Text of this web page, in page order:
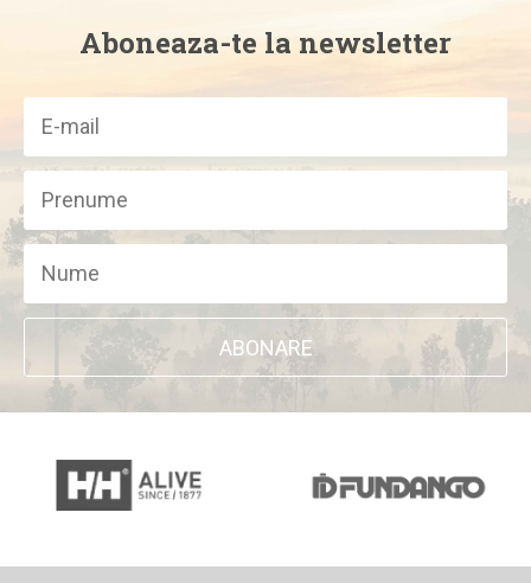
Aboneaza-te la newsletter
ABONARE